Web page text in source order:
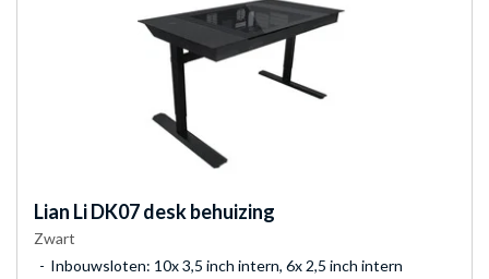
Lian LiDK07 desk behuizing
Zwart
Inbouwsloten: 10x 3,5 inch intern, 6x 2,5 inch intern